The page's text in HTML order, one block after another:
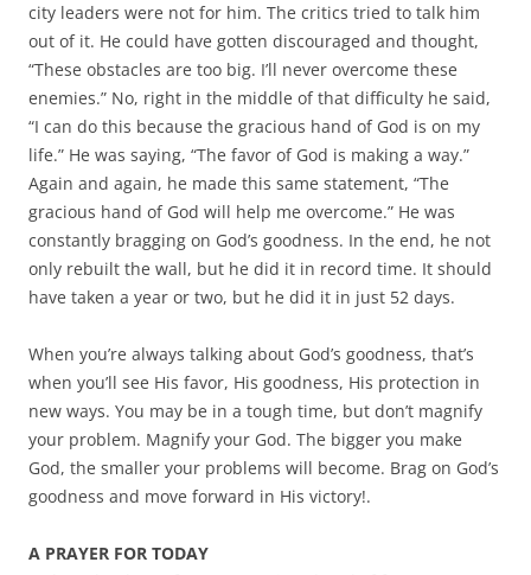
city leaders were not for him. The critics tried to talk him
out of it. He could have gotten discouraged and thought,
“These obstacles are too big. I’ll never overcome these
enemies.” No, right in the middle of that difficulty he said,
“I can do this because the gracious hand of God is on my
life.” He was saying, “The favor of God is making a way.”
Again and again, he made this same statement, “The
gracious hand of God will help me overcome.” He was
constantly bragging on God’s goodness. In the end, he not
only rebuilt the wall, but he did it in record time. It should
have taken a year or two, but he did it in just 52 days.
When you’re always talking about God’s goodness, that’s
when you’ll see His favor, His goodness, His protection in
new ways. You may be in a tough time, but don’t magnify
your problem. Magnify your God. The bigger you make
God, the smaller your problems will become. Brag on God’s
goodness and move forward in His victory!.
A PRAYER FOR TODAY